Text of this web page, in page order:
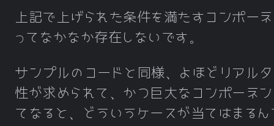
上記で上げられた条件を満たすコンポー
ってなかなか存在しないです。
サンプルのコードと同様、よほどリアル
性が求められて、かつ巨大なコンポーネン
てなると、どういうケースが当てはまるん